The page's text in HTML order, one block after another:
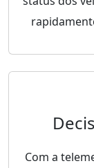
Com a